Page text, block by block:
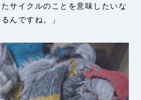
サイクルのことを意味したいな
んですね。」